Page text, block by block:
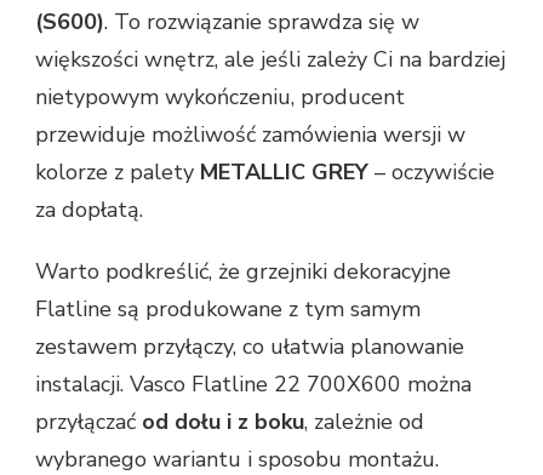
(S600). To rozwiązanie sprawdza się w
większości wnętrz, ale jeśli zależy Ci na bardziej
nietypowym wykończeniu, producent
przewiduje możliwość zamówienia wersji w
kolorze z palety METALLIC GREY – oczywiście
za dopłatą.
Warto podkreślić, że grzejniki dekoracyjne
Flatline są produkowane z tym samym
zestawem przyłączy, co ułatwia planowanie
instalacji. Vasco Flatline 22 700X600 można
przyłączać od dołu i z boku, zależnie od
wybranego wariantu i sposobu montażu.